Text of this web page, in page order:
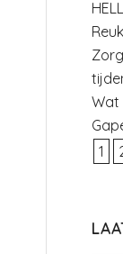
Wat
1